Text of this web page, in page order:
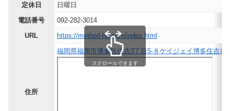
定休日
日曜日
電話番号
092-282-3014
URL
https://method-hc.com/index.html
住所
福岡県福岡市博多区住吉3丁目5-８ケイジェイ博多住吉ビ
スクロールできます